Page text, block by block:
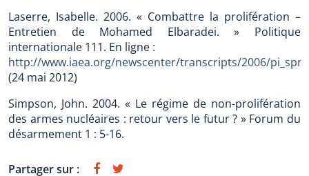
Laserre, Isabelle. 2006. « Combattre la prolifération –
Entretien de Mohamed Elbaradei. » Politique
internationale 111. En ligne :
http://www.iaea.org/newscenter/transcripts/2006/
(24 mai 2012)
Simpson, John. 2004. « Le régime de non-prolifération
des armes nucléaires : retour vers le futur ? » Forum du
désarmement 1 : 5-16.
Partager sur :